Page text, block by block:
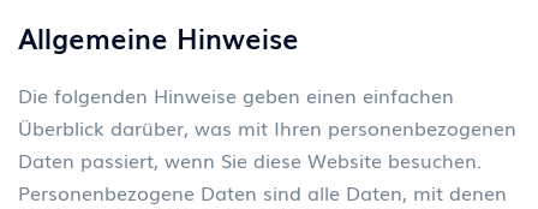
Allgemeine Hinweise
Die folgenden Hinweise geben einen einfachen
Überblick darüber, was mit Ihren personenbezogenen
Daten passiert, wenn Sie diese Website besuchen.
Personenbezogene Daten sind alle Daten, mit denen